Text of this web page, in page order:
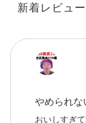
新着レビュー
やめられな
おいしすぎ